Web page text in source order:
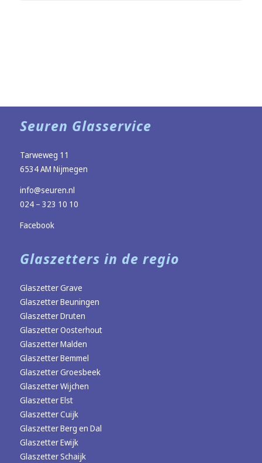
Seuren Glasservice
Tarweweg 11
6534 AM Nijmegen
info@seuren.nl
024 – 323 10 10
Facebook
Glaszetters in de regio
Glaszetter Grave
Glaszetter Beuningen
Glaszetter Druten
Glaszetter Oosterhout
Glaszetter Malden
Glaszetter Bemmel
Glaszetter Groesbeek
Glaszetter Wijchen
Glaszetter Elst
Glaszetter Cuijk
Glaszetter Berg en Dal
Glaszetter Ewijk
Glaszetter Schaijk